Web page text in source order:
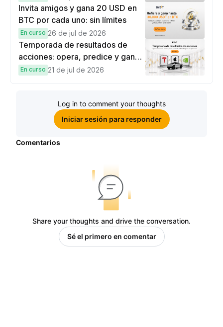
recompensas
Invita amigos y gana 20 USD en
BTC por cada uno: sin límites
En curso 26 de jul de 2026
Temporada de resultados de
acciones: opera, predice y gana
una Cybertruck.
En curso 21 de jul de 2026
Log in to comment your thoughts
Iniciar sesión para responder
Comentarios
Share your thoughts and drive the conversation.
Sé el primero en comentar